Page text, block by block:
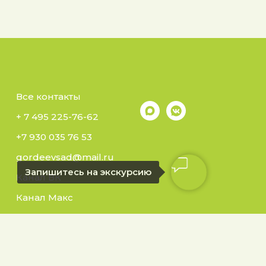
Запишитесь на экскурсию
Все контакты
+ 7 495 225-76-62
+7 930 035 76 53
gordeevsad@mail.ru
Канал ВК
Канал Макс